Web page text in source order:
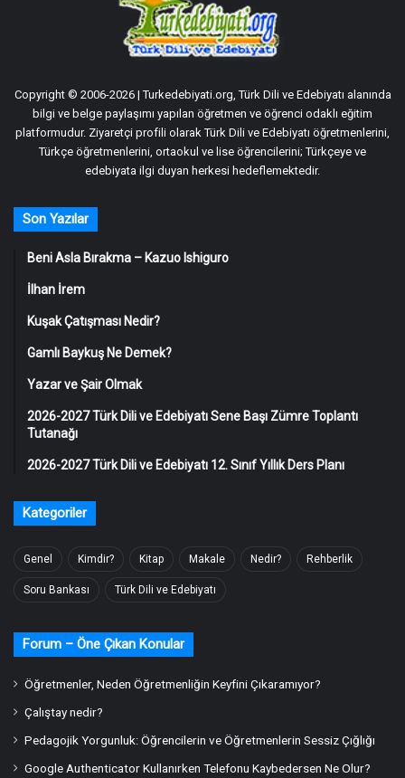
Copyright © 2006-2026 | Turkedebiyati.org, Türk Dili ve Edebiyatı alanında
bilgi ve belge paylaşımı yapılan öğretmen ve öğrenci odaklı eğitim
platformudur. Ziyaretçi profili olarak Türk Dili ve Edebiyatı öğretmenlerini,
Türkçe öğretmenlerini, ortaokul ve lise öğrencilerini; Türkçeye ve
edebiyata ilgi duyan herkesi hedeflemektedir.
Son Yazılar
Beni Asla Bırakma – Kazuo Ishiguro
İlhan İrem
Kuşak Çatışması Nedir?
Gamlı Baykuş Ne Demek?
Yazar ve Şair Olmak
2026-2027 Türk Dili ve Edebiyatı Sene Başı Zümre Toplantı
Tutanağı
2026-2027 Türk Dili ve Edebiyatı 12. Sınıf Yıllık Ders Planı
Kategoriler
Genel Kimdir? Kitap Makale Nedir? Rehberlik
Soru Bankası Türk Dili ve Edebiyatı
Forum – Öne Çıkan Konular
Öğretmenler, Neden Öğretmenliğin Keyfini Çıkaramıyor?
Çalıştay nedir?
Pedagojik Yorgunluk: Öğrencilerin ve Öğretmenlerin Sessiz Çığlığı
Google Authenticator Kullanırken Telefonu Kaybedersen Ne Olur?